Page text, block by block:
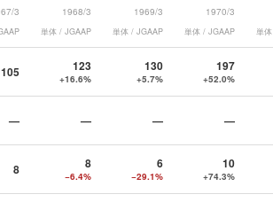
3 1968/3
単体 / JGAAP
1969/3
単体 / JGAAP
1970/3
単体 / JGAAP 単
105 123
+16.6%
130
+5.7%
197
+52.0%
— — — —
8 8
−6.4%
6
−29.1%
10
+74.3%